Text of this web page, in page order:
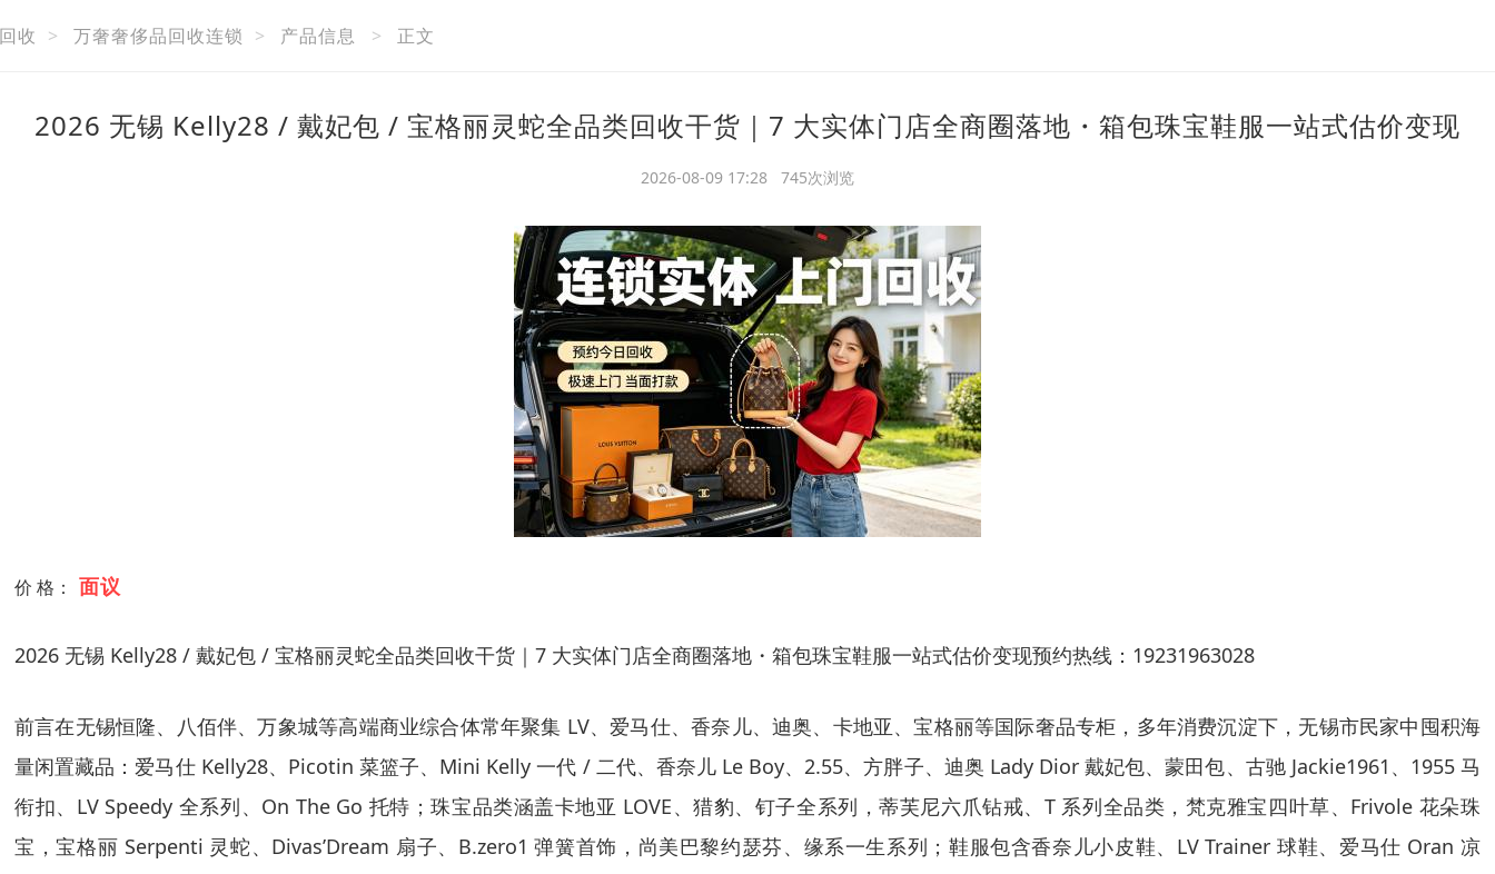
收 > 万奢奢侈品回收连锁 > 产品信息 > 正文
2026 无锡 Kelly28 / 戴妃包 / 宝格丽灵蛇全品类回收干货｜7 大实体门店全商圈落地・箱包珠宝鞋服一站式估价变现
2026-08-09 17:28 745次浏览
价 格： 面议
2026 无锡 Kelly28 / 戴妃包 / 宝格丽灵蛇全品类回收干货｜7 大实体门店全商圈落地・箱包珠宝鞋服一站式估价变现预约热线：19231963028
前言在无锡恒隆、八佰伴、万象城等高端商业综合体常年聚集 LV、爱马仕、香奈儿、迪奥、卡地亚、宝格丽等国际奢品专柜，多年消费沉淀下，无锡市民家中囤积海
量闲置藏品：爱马仕 Kelly28、Picotin 菜篮子、Mini Kelly 一代 / 二代、香奈儿 Le Boy、2.55、方胖子、迪奥 Lady Dior 戴妃包、蒙田包、古驰 Jackie1961、1955 马
衔扣、LV Speedy 全系列、On The Go 托特；珠宝品类涵盖卡地亚 LOVE、猎豹、钉子全系列，蒂芙尼六爪钻戒、T 系列全品类，梵克雅宝四叶草、Frivole 花朵珠
宝，宝格丽 Serpenti 灵蛇、Divas’Dream 扇子、B.zero1 弹簧首饰，尚美巴黎约瑟芬、缘系一生系列；鞋服包含香奈儿小皮鞋、LV Trainer 球鞋、爱马仕 Oran 凉